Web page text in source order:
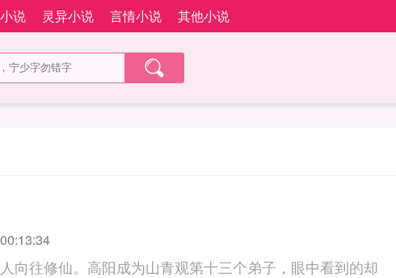
说 灵异小说 言情小说 其他小说
向往修仙。高阳成为山青观第十三个弟子，眼中看到的却